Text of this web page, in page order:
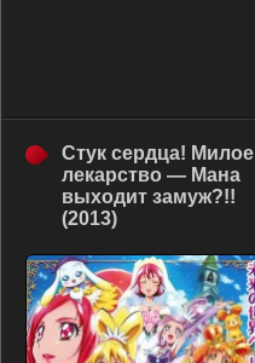
Стук сердца! Милое
лекарство — Мана
выходит замуж?!!
(2013)